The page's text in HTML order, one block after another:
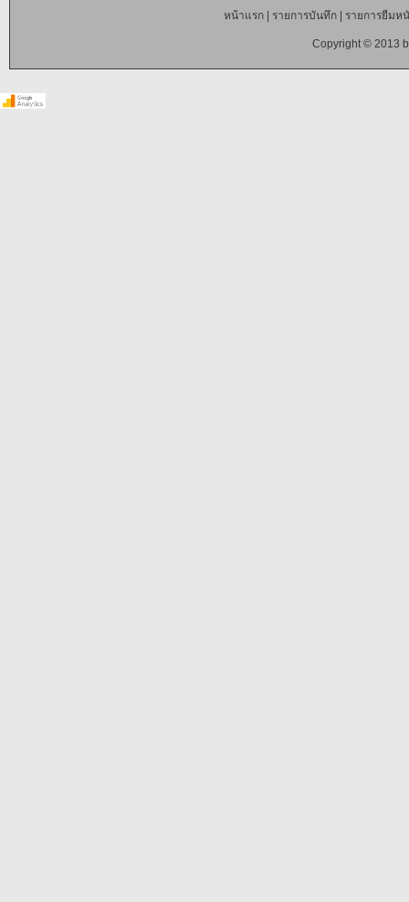
หน้าแรก| รายการบันทึก| รายการยืมห
Copyright © 2013